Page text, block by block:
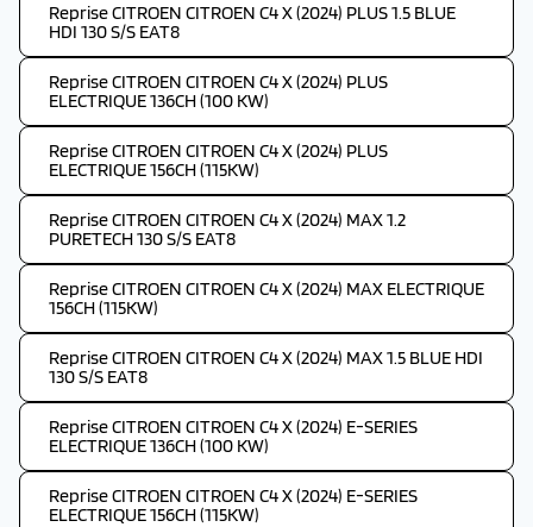
Reprise CITROEN CITROEN C4 X (2024) PLUS 1.5 BLUE
HDI 130 S/S EAT8
Reprise CITROEN CITROEN C4 X (2024) PLUS
ELECTRIQUE 136CH (100 KW)
Reprise CITROEN CITROEN C4 X (2024) PLUS
ELECTRIQUE 156CH (115KW)
Reprise CITROEN CITROEN C4 X (2024) MAX 1.2
PURETECH 130 S/S EAT8
Reprise CITROEN CITROEN C4 X (2024) MAX ELECTRIQUE
156CH (115KW)
Reprise CITROEN CITROEN C4 X (2024) MAX 1.5 BLUE HDI
130 S/S EAT8
Reprise CITROEN CITROEN C4 X (2024) E-SERIES
ELECTRIQUE 136CH (100 KW)
Reprise CITROEN CITROEN C4 X (2024) E-SERIES
ELECTRIQUE 156CH (115KW)